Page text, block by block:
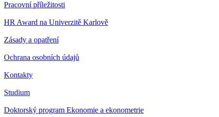
Pracovní příležitosti
HR Award na Univerzitě Karlově
Zásady a opatření
Ochrana osobních údajů
Kontakty
Studium
Doktorský program Ekonomie a ekonometrie